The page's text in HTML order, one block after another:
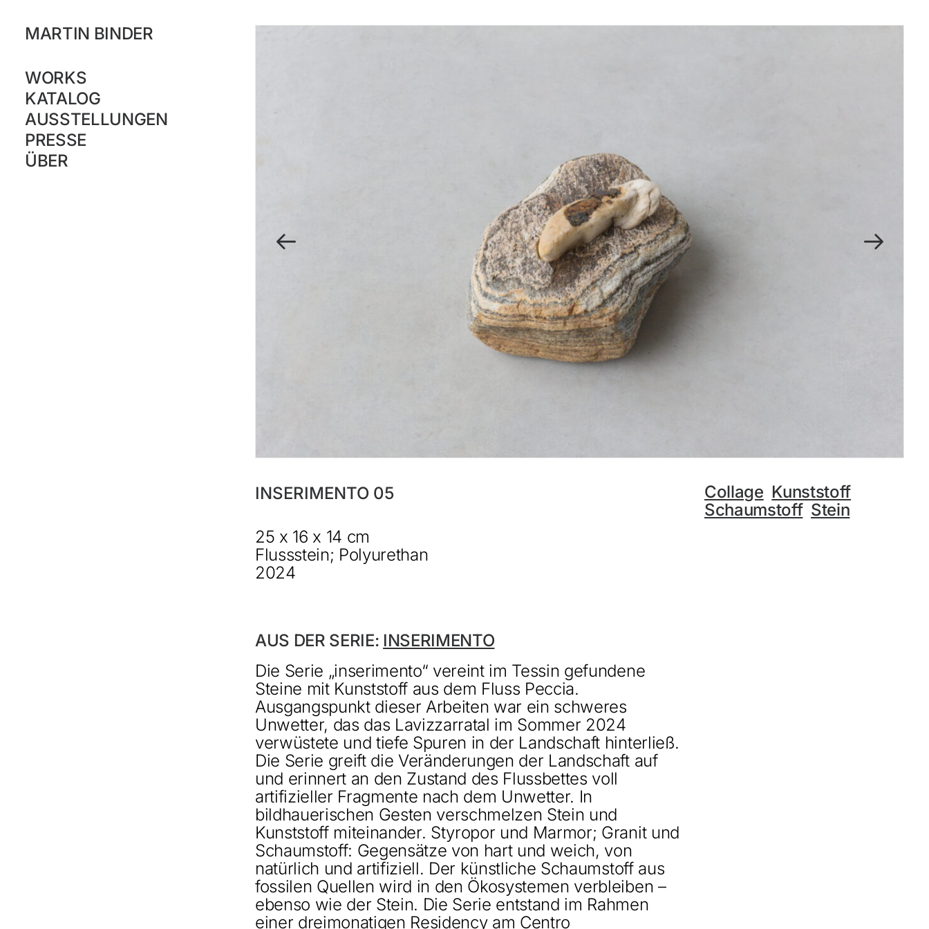
MARTIN BINDER
WORKS
KATALOG
AUSSTELLUNGEN
PRESSE
ÜBER
INSERIMENTO 05
25 x 16 x 14 cm
Flussstein; Polyurethan
2024
Collage Kunststoff
Schaumstoff Stein
AUS DER SERIE: INSERIMENTO
Die Serie „inserimento“ vereint im Tessin gefundene
Steine mit Kunststoff aus dem Fluss Peccia.
Ausgangspunkt dieser Arbeiten war ein schweres
Unwetter, das das Lavizzarratal im Sommer 2024
verwüstete und tiefe Spuren in der Landschaft hinterließ.
Die Serie greift die Veränderungen der Landschaft auf
und erinnert an den Zustand des Flussbettes voll
artifizieller Fragmente nach dem Unwetter. In
bildhauerischen Gesten verschmelzen Stein und
Kunststoff miteinander. Styropor und Marmor; Granit und
Schaumstoff: Gegensätze von hart und weich, von
natürlich und artifiziell. Der künstliche Schaumstoff aus
fossilen Quellen wird in den Ökosystemen verbleiben –
ebenso wie der Stein. Die Serie entstand im Rahmen
einer dreimonatigen Residency am Centro